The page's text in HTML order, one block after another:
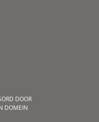
DOOR
DOMEIN